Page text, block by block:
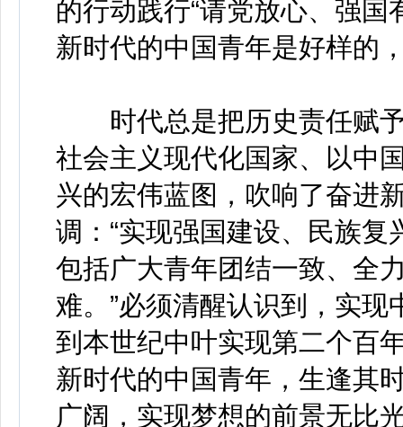
的行动践行“请党放心、强
新时代的中国青年是好样的
时代总是把历史责任赋予
社会主义现代化国家、以中
兴的宏伟蓝图，吹响了奋进
调：“实现强国建设、民族
包括广大青年团结一致、全
难。”必须清醒认识到，实
到本世纪中叶实现第二个百
新时代的中国青年，生逢其
广阔，实现梦想的前景无比